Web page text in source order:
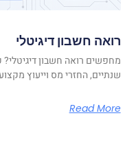
רואה חשבון דיגיטלי
מחפשים רואה חשבון דיגיטלי?
שנתיים, החזרי מס וייעוץ
Read More